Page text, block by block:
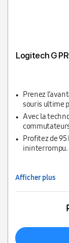
Logitech G
Prenez
souris ultime
Avec la
commutateurs
ultra-précis
Profitez de 95
ininterrompu.
Afficher plus